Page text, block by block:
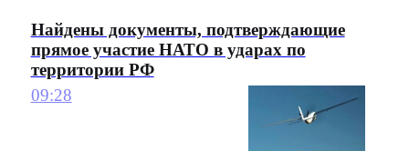
Найдены документы, подтверждающие
прямое участие НАТО в ударах по
территории РФ
09:28